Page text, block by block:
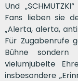
Und
Fans lieben sie
„Alerta, alerta,
Für Zugabenrufe
Bühne
vielumjubelte
insbesondere